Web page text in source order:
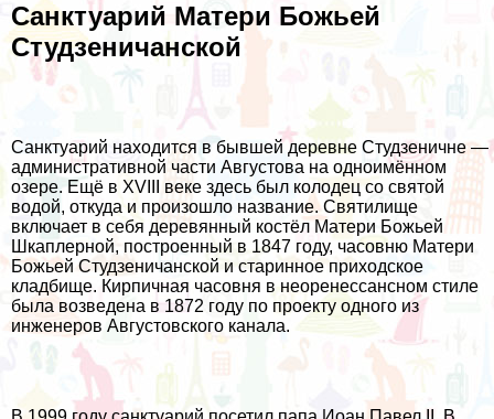
Санктуарий Матери Божьей
Студзеничанской
Санктуарий находится в бывшей деревне Студзеничне —
административной части Августова на одноимённом
озере. Ещё в XVIII веке здесь был колодец со святой
водой, откуда и произошло название. Святилище
включает в себя деревянный костёл Матери Божьей
Шкаплерной, построенный в 1847 году, часовню Матери
Божьей Студзеничанской и старинное приходское
кладбище. Кирпичная часовня в неоренессансном стиле
была возведена в 1872 году по проекту одного из
инженеров Августовского канала.